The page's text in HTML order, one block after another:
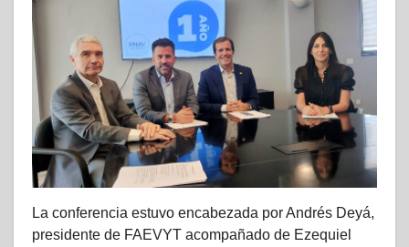
La conferencia estuvo encabezada por Andrés Deyá,
presidente de FAEVYT acompañado de Ezequiel